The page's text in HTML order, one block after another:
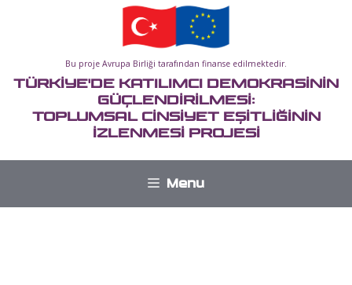
Bu proje Avrupa Birliği tarafından finanse edilmektedir.
TÜRKİYE'DE KATILIMCI DEMOKRASİNİN
GÜÇLENDİRİLMESİ:
TOPLUMSAL CİNSİYET EŞİTLİĞİNİN
İZLENMESİ PROJESİ
Menu